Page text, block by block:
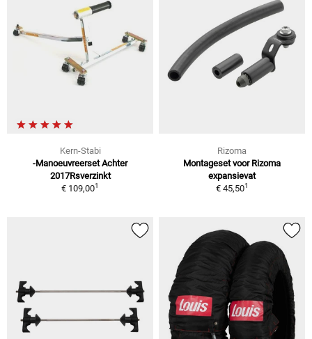
Kern-Stabi
-Manoeuvreerset Achter
2017Rsverzinkt
€ 109,001
Rizoma
Montageset voor Rizoma
expansievat
€ 45,501